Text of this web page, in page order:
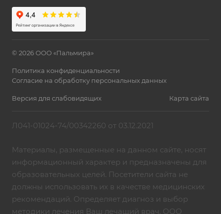
© 2026 ООО «Пальмира»
Политика конфиденциальности
Согласие на обработку персональных данных
Версия для слабовидящих Карта сайта
Л041-01024-74/00342260 от 03.12.2021
Материалы, размещенные на данном сайте, носят
информационный характер и предназначены для
образовательных целей. Посетители сайта не
должны использовать их в качестве медицинских
рекомендаций. Определяет диагноз и выбор
методики лечения Ваш лечащий врач. ООО